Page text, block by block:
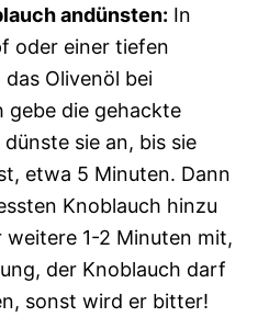
andünsten: In
oder einer tiefen
Olivenöl bei
gebe die gehackte
sie an, bis sie
etwa 5 Minuten. Dann
Knoblauch hinzu
1-2 Minuten mit,
der Knoblauch darf
sonst wird er bitter!